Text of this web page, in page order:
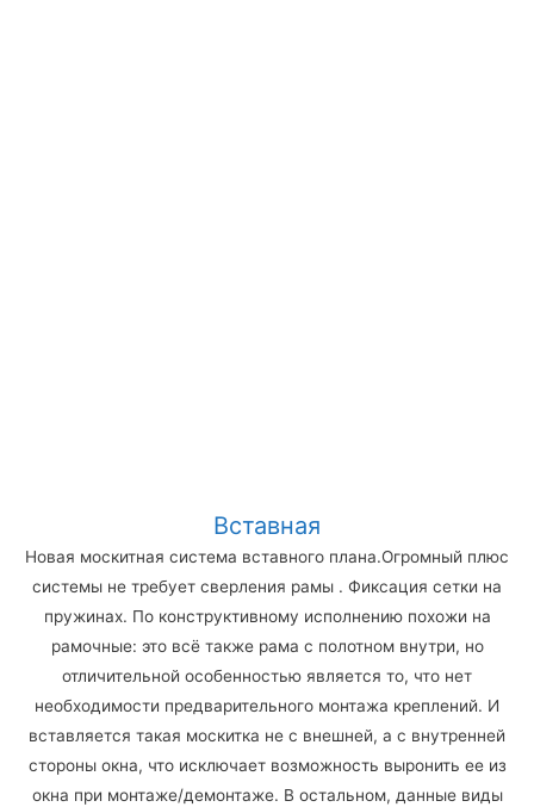
Вставная
Новая москитная система вставного плана.Огромный плюс
системы не требует сверления рамы . Фиксация сетки на
пружинах. По конструктивному исполнению похожи на
рамочные: это всё также рама с полотном внутри, но
отличительной особенностью является то, что нет
необходимости предварительного монтажа креплений. И
вставляется такая москитка не с внешней, а с внутренней
стороны окна, что исключает возможность выронить ее из
окна при монтаже/демонтаже. В остальном, данные виды